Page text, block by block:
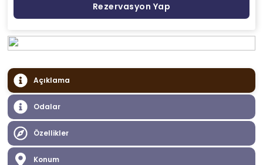
Rezervasyon Yap
Açıklama
Odalar
Özellikler
Konum